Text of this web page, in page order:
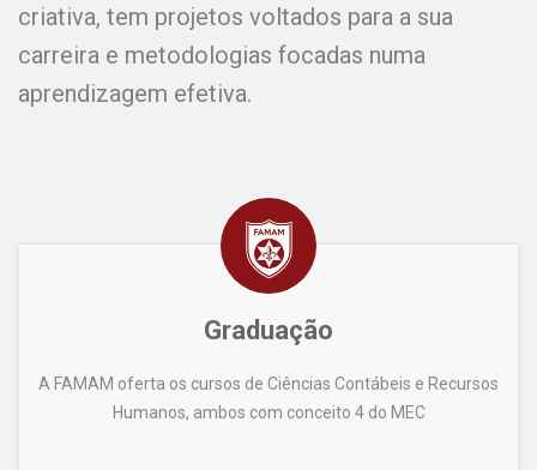
criativa, tem projetos voltados para a sua
carreira e metodologias focadas numa
aprendizagem efetiva.
Graduação
A FAMAM oferta os cursos de Ciências Contábeis e Recursos
Humanos, ambos com conceito 4 do MEC